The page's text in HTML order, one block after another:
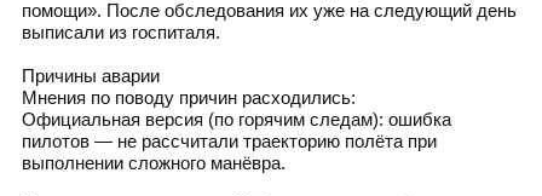
помощи». После обследования их уже на следующий день
выписали из госпиталя.
Причины аварии
Мнения по поводу причин расходились:
Официальная версия (по горячим следам): ошибка
пилотов — не рассчитали траекторию полёта при
выполнении сложного манёвра.